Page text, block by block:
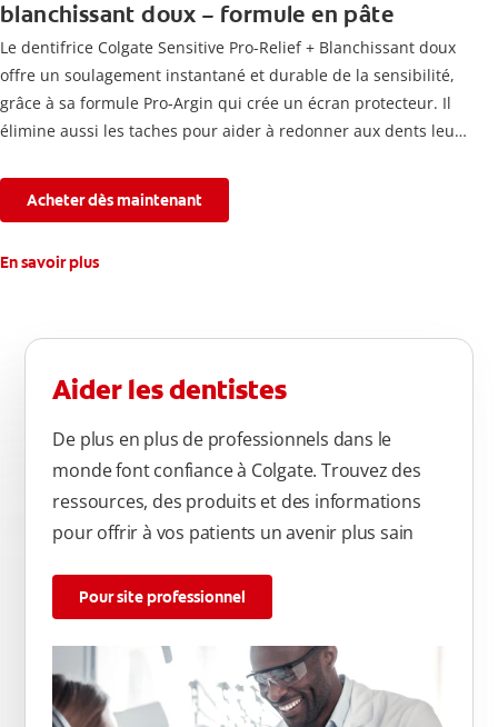
blanchissant doux – formule en pâte
Le dentifrice Colgate Sensitive Pro-Relief + Blanchissant doux
offre un soulagement instantané et durable de la sensibilité,
grâce à sa formule Pro-Argin qui crée un écran protecteur. Il
élimine aussi les taches pour aider à redonner aux dents leur
connaissez.
Acheter dès maintenant
En savoir plus
Aider les dentistes
De plus en plus de professionnels dans le
monde font confiance à Colgate. Trouvez des
ressources, des produits et des informations
pour offrir à vos patients un avenir plus sain
Pour site professionnel